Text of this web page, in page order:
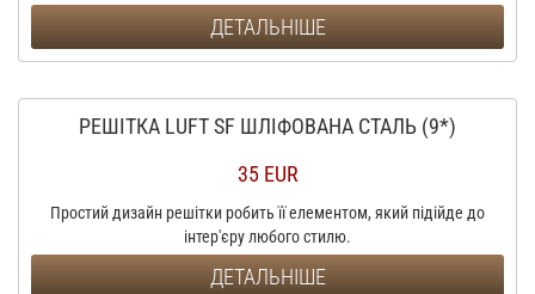
ДЕТАЛЬНІШЕ
РЕШІТКА LUFT SF ШЛІФОВАНА СТАЛЬ (9*)
35 EUR
Простий дизайн решітки робить її елементом, який підійде до
інтер'єру любого стилю.
ДЕТАЛЬНІШЕ